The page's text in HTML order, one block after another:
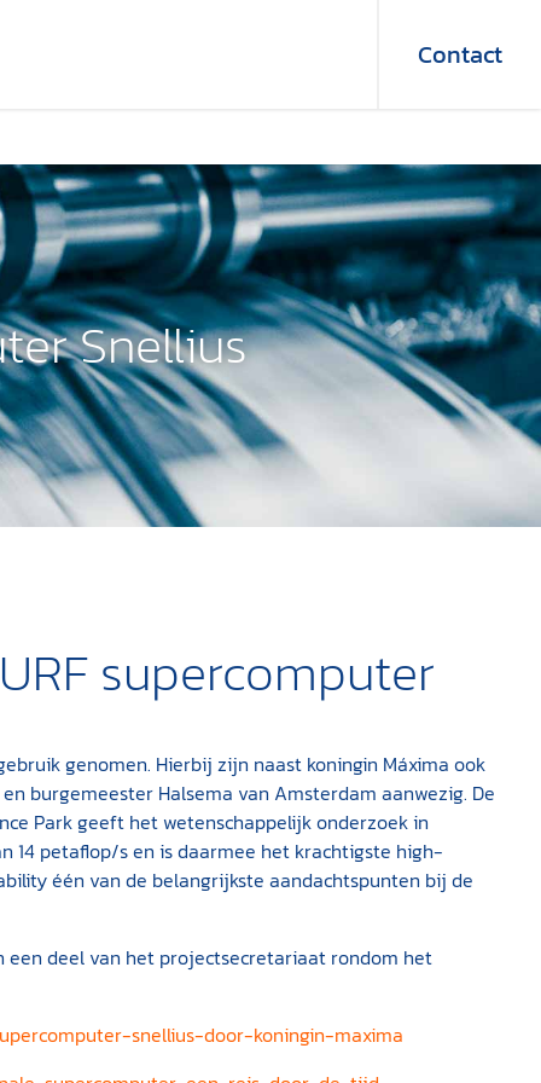
Contact
Snellius
supercomputer
genomen. Hierbij zijn naast koningin Máxima ook
burgemeester Halsema van Amsterdam aanwezig. De
Park geeft het wetenschappelijk onderzoek in
14 petaflop/s en is daarmee het krachtigste high-
één van de belangrijkste aandachtspunten bij de
een deel van het projectsecretariaat rondom het
snellius-door-koningin-maxima